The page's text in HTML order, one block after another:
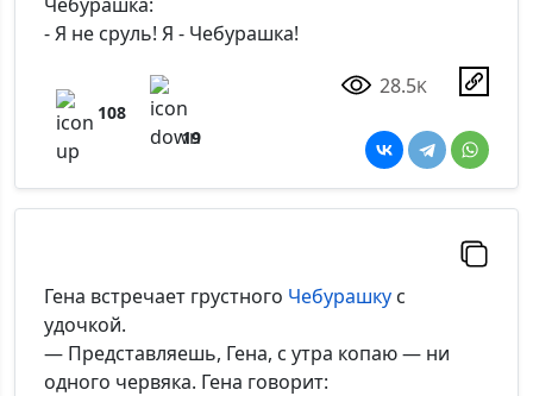
- Я не сруль! Я - Чебурашка!
108
19
28.5K
Гена встречает грустного Чебурашку с
удочкой.
— Представляешь, Гена, с утра копаю — ни
одного червяка. Гена говорит: